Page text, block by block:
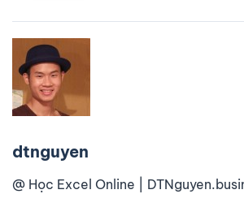
dtnguyen
@ Học Excel Online |